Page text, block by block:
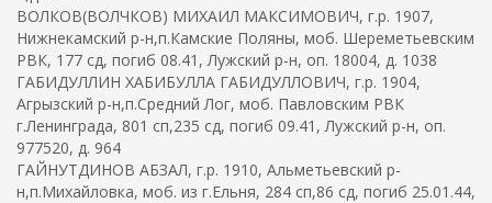
ВОЛКОВ(ВОЛЧКОВ) МИХАИЛ МАКСИМОВИЧ, г.р. 1907,
Нижнекамский р-н,п.Камские Поляны, моб. Шереметьевским
РВК, 177 сд, погиб 08.41, Лужский р-н, оп. 18004, д. 1038
ГАБИДУЛЛИН ХАБИБУЛЛА ГАБИДУЛЛОВИЧ, г.р. 1904,
Агрызский р-н,п.Средний Лог, моб. Павловским РВК
г.Ленинграда, 801 сп,235 сд, погиб 09.41, Лужский р-н, оп.
977520, д. 964
ГАЙНУТДИНОВ АБЗАЛ, г.р. 1910, Альметьевский р-
н,п.Михайловка, моб. из г.Ельня, 284 сп,86 сд, погиб 25.01.44,